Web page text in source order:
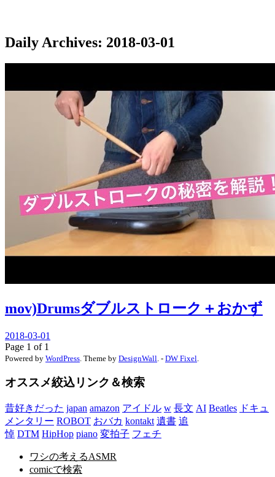
Daily Archives: 2018-03-01
mov)Drumsダブルストローク＋おかず
2018-03-01
Page 1 of 1
Powered by WordPress . Theme by DesignWall . - DW Fixel
オススメ絞込リンク＆検索
昔好きだった japan amazon アイドル w 長文 AI Beatles ドキュ
メンタリー ROBOT おバカ kontakt 遺書 追
悼 DTM HipHop piano 変拍子 フェチ
ワシの考えるASMR
comicで検索